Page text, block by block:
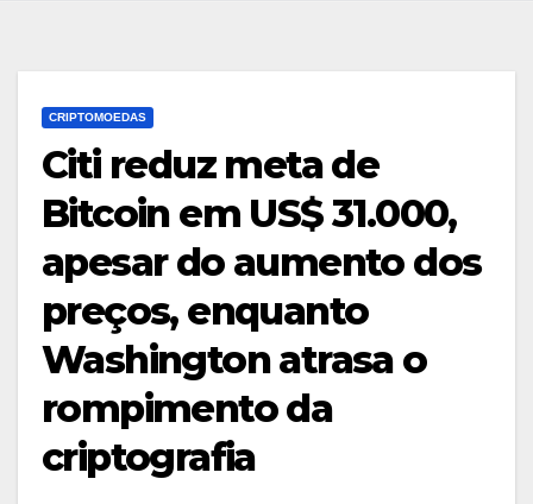
CRIPTOMOEDAS
Citi reduz meta de
Bitcoin em US$ 31.000,
apesar do aumento dos
preços, enquanto
Washington atrasa o
rompimento da
criptografia